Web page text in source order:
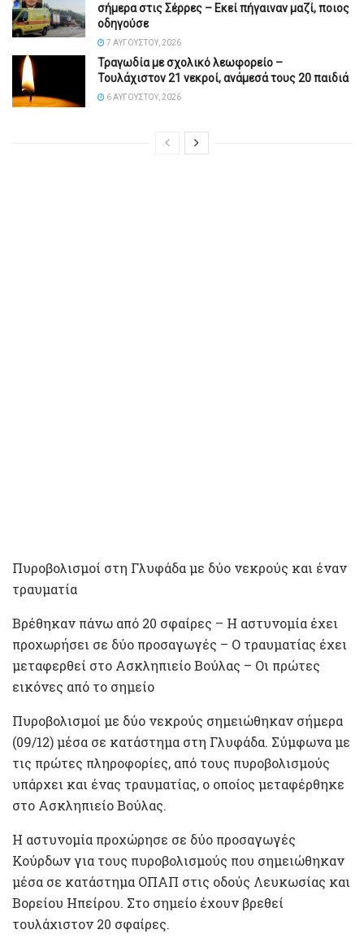
σήμερα στις Σέρρες – Εκεί πήγαιναν μαζί, ποιος
οδηγούσε
7 ΑΥΓΟΎΣΤΟΥ, 2026
Τραγωδία με σχολικό λεωφορείο –
Τουλάχιστον 21 νεκροί, ανάμεσά τους 20 παιδιά
6 ΑΥΓΟΎΣΤΟΥ, 2026
Πυροβολισμοί στη Γλυφάδα με δύο νεκρούς και έναν
τραυματία
Βρέθηκαν πάνω από 20 σφαίρες – Η αστυνομία έχει
προχωρήσει σε δύο προσαγωγές – Ο τραυματίας έχει
μεταφερθεί στο Ασκληπιείο Βούλας – Οι πρώτες
εικόνες από το σημείο
Πυροβολισμοί με δύο νεκρούς σημειώθηκαν σήμερα
(09/12) μέσα σε κατάστημα στη Γλυφάδα. Σύμφωνα με
τις πρώτες πληροφορίες, από τους πυροβολισμούς
υπάρχει και ένας τραυματίας, ο οποίος μεταφέρθηκε
στο Ασκληπιείο Βούλας.
Η αστυνομία προχώρησε σε δύο προσαγωγές
Κούρδων για τους πυροβολισμούς που σημειώθηκαν
μέσα σε κατάστημα ΟΠΑΠ στις οδούς Λευκωσίας και
Βορείου Ηπείρου. Στο σημείο έχουν βρεθεί
τουλάχιστον 20 σφαίρες.